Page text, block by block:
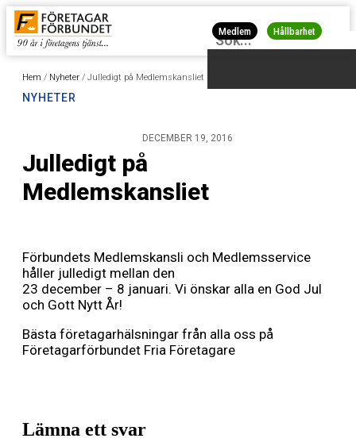
Medlem Hållbarhet
Hem / Nyheter / Julledigt på Medlemskansliet
NYHETER
DECEMBER 19, 2016
Julledigt på
Medlemskansliet
Förbundets Medlemskansli och Medlemsservice
håller julledigt mellan den
23 december – 8 januari. Vi önskar alla en God Jul
och Gott Nytt År!
Bästa företagarhälsningar från alla oss på
Företagarförbundet Fria Företagare
Lämna ett svar